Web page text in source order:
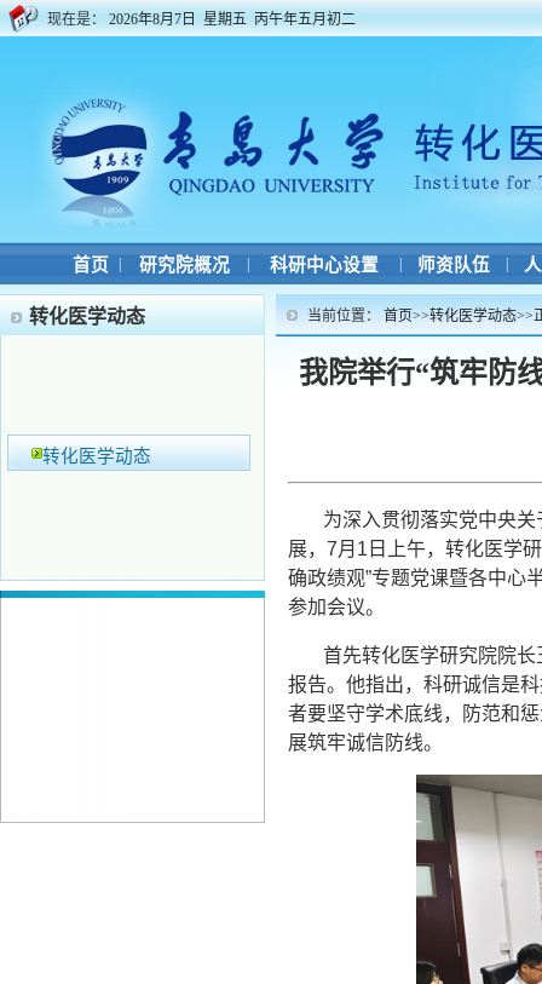
现在是： 2026年8月7日 星期五 丙午年五月初二
首页 研究院概况 科研中心设置 师资队伍
转化医学动态
转化医学动态
当前位置： 首页>>转化医学动态>>
我院举行“筑牢防
为深入贯彻落实党中央
展， 7月 1 日上午，转化医学
确政绩观”专题党课暨各中心
参加会议。
首先转化医学研究院院
报告。他指出，科研诚信是
者要坚守学术底线，防范和
展筑牢诚信防线。